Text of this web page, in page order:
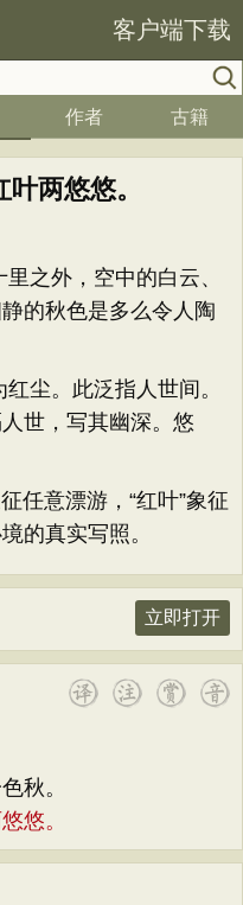
客户端下载
作者 古籍
两悠悠。
之外，空中的白云、
的秋色是多么令人陶
尘。此泛指人世间。
世，写其幽深。悠
任意漂游，“红叶”象征
的真实写照。
立即打开
秋。
悠。